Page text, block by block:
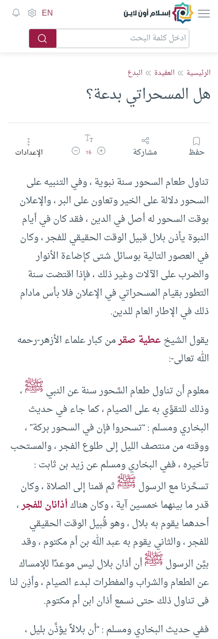
إسلام أون لاين EN
الرئيسية العقيدة البدع
هل المسحراتي بدعة؟
حفظ مشاركة زيادة حجم الخط
16 تقليل حجم الخطالإعدادات
تناول طعام السحور سنة نبوية ، وفي التنبيه على
السحور دلالة على الخير وتعاون على البر ، والإعلان
بوقت السحور له أصل في الدين ، فقد كان في أيام
النبوة يأذن بلال قبيل الوقت الحقيقي للفجر ، وكان
في العصور التالية بوسائل شتى كإضاءة الأنوار
والضرب على الآلات وغير ذلك ، فإذا اقتضت سنة
التطور بقيام المسحراتي في الإعلان فلا بأس مادام
ذلك في الإطار العام للدين.
يقول الشيخعطية صقرمن كبار علماء الأزهر-رحمه
الله تعالى-:
معلوم أن تناول طعام السَّحور سنة عن النبيﷺ،
وذلك للتقوِّي به على الصيام ، كما جاء في حديث
البخاري ومسلم : “تسحروا فإن في السحور بركة” ،
ووقته من منتصف الليل إلى طلوع الفجر ، والمستحب
تأخيره ، ففي البخاري ومسلم عن زيد بن ثابت :
تسحَّرنا مع الرسولﷺثم قمنا إلى الصلاة ، وكان
قدر ما بينهما خمسين آية ، وكان هناكأذانان للفجر،
أحدهما يقوم به بلال ، وهو قُبيل الوقت الحقيقي
للفجر ، والثاني يقوم به عبد الله بن أم مكتوم ، وقد
بيَّن الرسولﷺأن أذان بلال ليس موعدًا للإمساك
عن الطعام والشراب والمفطرات لبدء الصيام ، وأذِن لنا
فى تناول ذلك حتى نسمع أذان ابن أم مكتوم.
ففي حديث البخاري ومسلم : “أن بلالاً يؤذِّن بليل ،